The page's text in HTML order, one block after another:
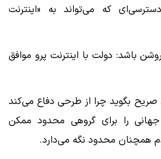
که می‌تواند به «اینترنت
باشد: دولت با اینترنت پرو موافق
صریح بگوید چرا از طرحی دفاع می‌کند
را برای گروهی محدود ممکن
همچنان محدود نگه می‌دارد.